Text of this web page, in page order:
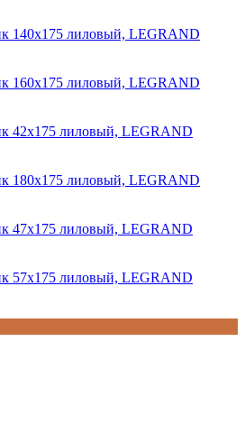
140х175 лиловый, LEGRAND
160х175 лиловый, LEGRAND
42х175 лиловый, LEGRAND
180х175 лиловый, LEGRAND
47х175 лиловый, LEGRAND
57х175 лиловый, LEGRAND